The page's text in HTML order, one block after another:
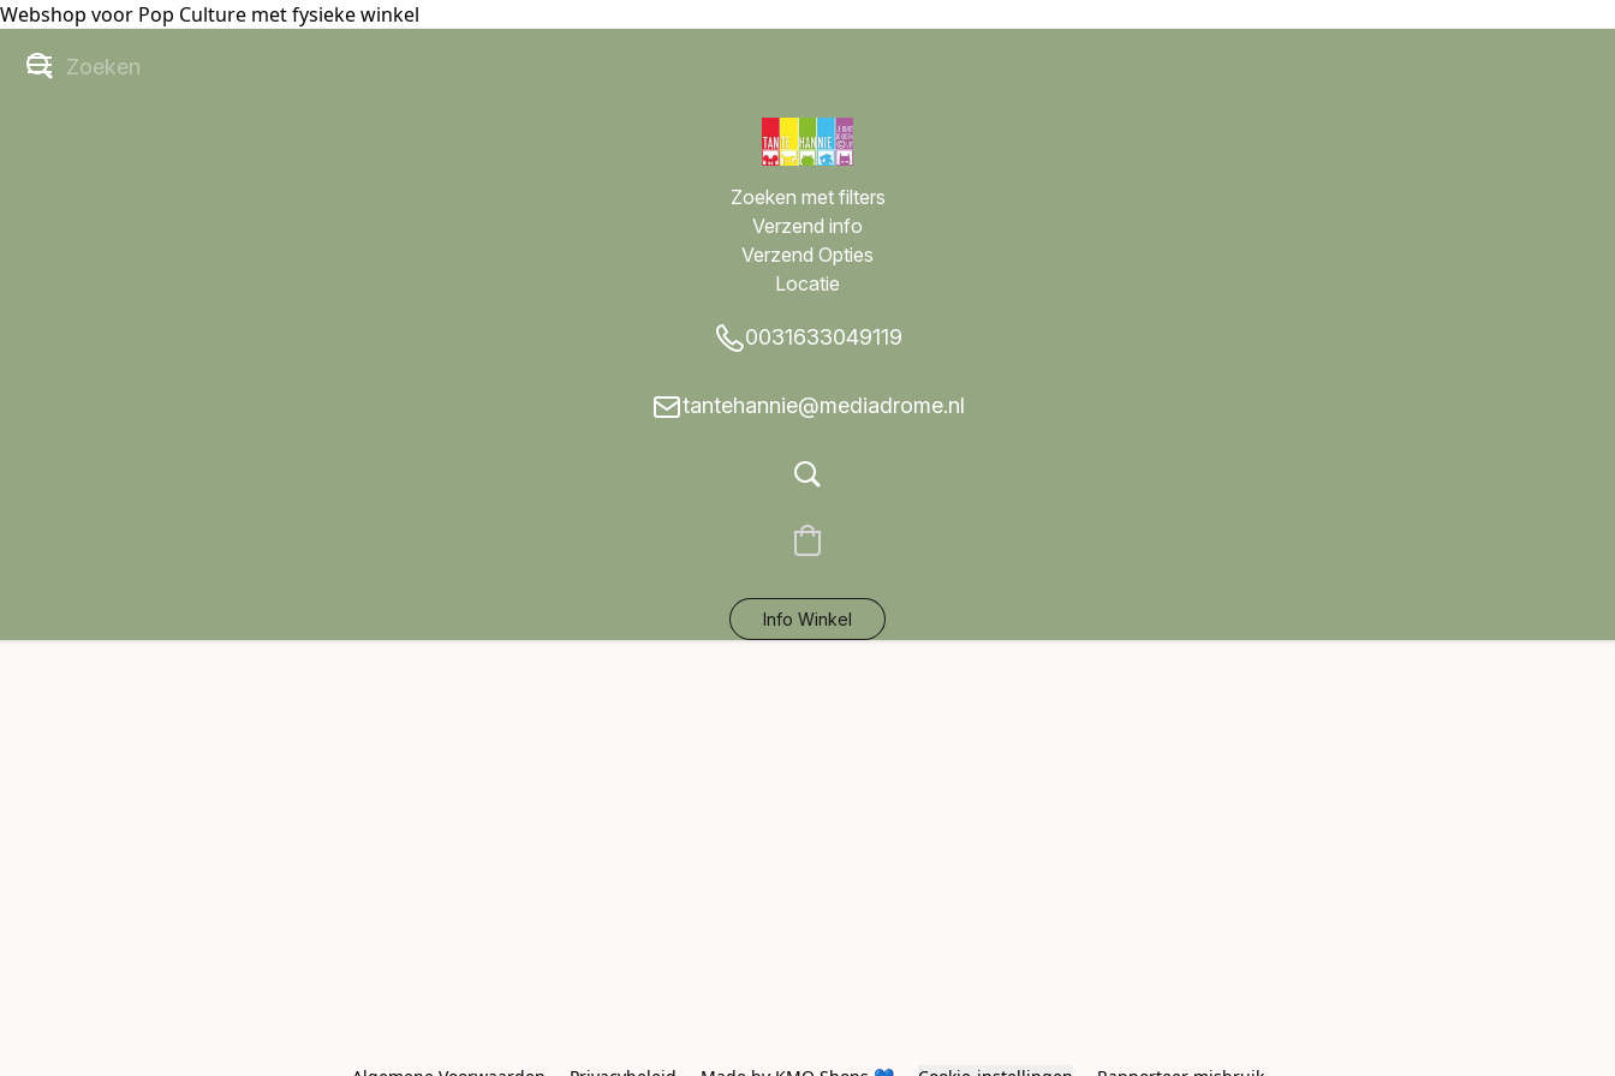
Webshop voor Pop Culture met fysieke winkel
Zoeken met filters
Verzend info
Verzend Opties
Locatie
0031633049119
tantehannie@mediadrome.nl
Info Winkel